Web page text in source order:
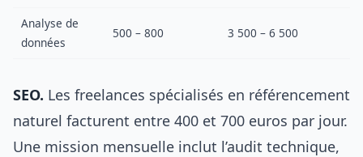
Analyse de
données
500 – 800 3 500 – 6 500
SEO. Les freelances spécialisés en référencement
naturel facturent entre 400 et 700 euros par jour.
Une mission mensuelle inclut l’audit technique,